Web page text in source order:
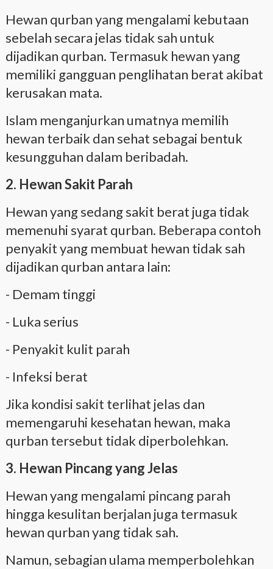
Hewan qurban yang mengalami kebutaan
sebelah secara jelas tidak sah untuk
dijadikan qurban. Termasuk hewan yang
memiliki gangguan penglihatan berat akibat
kerusakan mata.
Islam menganjurkan umatnya memilih
hewan terbaik dan sehat sebagai bentuk
kesungguhan dalam beribadah.
2. Hewan Sakit Parah
Hewan yang sedang sakit berat juga tidak
memenuhi syarat qurban. Beberapa contoh
penyakit yang membuat hewan tidak sah
dijadikan qurban antara lain:
- Demam tinggi
- Luka serius
- Penyakit kulit parah
- Infeksi berat
Jika kondisi sakit terlihat jelas dan
memengaruhi kesehatan hewan, maka
qurban tersebut tidak diperbolehkan.
3. Hewan Pincang yang Jelas
Hewan yang mengalami pincang parah
hingga kesulitan berjalan juga termasuk
hewan qurban yang tidak sah.
Namun, sebagian ulama memperbolehkan